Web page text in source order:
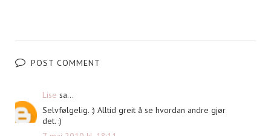
POST COMMENT
Lise sa...
Selvfølgelig. :) Alltid greit å se hvordan andre gjør
det. :)